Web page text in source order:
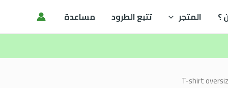
؟ المتجر تتبع الطرود مساعدة
T-shirt